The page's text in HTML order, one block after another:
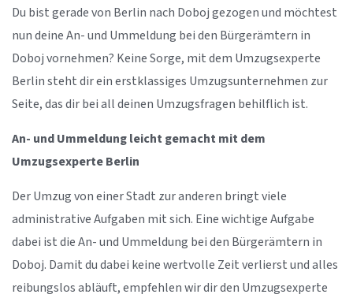
Du bist gerade von Berlin nach Doboj gezogen und möchtest
nun deine An- und Ummeldung bei den Bürgerämtern in
Doboj vornehmen? Keine Sorge, mit dem Umzugsexperte
Berlin steht dir ein erstklassiges Umzugsunternehmen zur
Seite, das dir bei all deinen Umzugsfragen behilflich ist.
An- und Ummeldung leicht gemacht mit dem
Umzugsexperte Berlin
Der Umzug von einer Stadt zur anderen bringt viele
administrative Aufgaben mit sich. Eine wichtige Aufgabe
dabei ist die An- und Ummeldung bei den Bürgerämtern in
Doboj. Damit du dabei keine wertvolle Zeit verlierst und alles
reibungslos abläuft, empfehlen wir dir den Umzugsexperte